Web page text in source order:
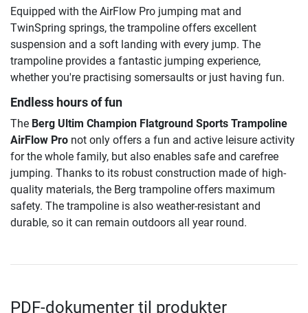
Equipped with the AirFlow Pro jumping mat and
TwinSpring springs, the trampoline offers excellent
suspension and a soft landing with every jump. The
trampoline provides a fantastic jumping experience,
whether you're practising somersaults or just having fun.
Endless hours of fun
The Berg Ultim Champion Flatground Sports Trampoline
AirFlow Pro not only offers a fun and active leisure activity
for the whole family, but also enables safe and carefree
jumping. Thanks to its robust construction made of high-
quality materials, the Berg trampoline offers maximum
safety. The trampoline is also weather-resistant and
durable, so it can remain outdoors all year round.
PDF-dokumenter til produkter